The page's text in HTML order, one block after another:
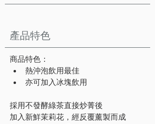
產品特色
商品特色：
熱沖泡飲用最佳
亦可加入冰塊飲用
採用不發酵綠茶直接炒菁後
加入新鮮茉莉花，經反覆薰製而成